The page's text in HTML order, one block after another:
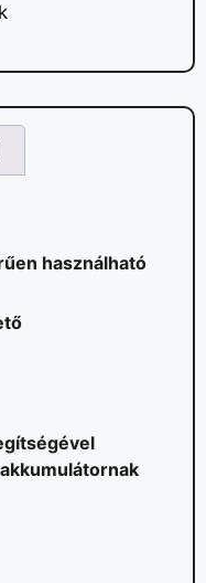
használható